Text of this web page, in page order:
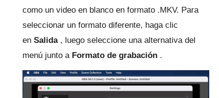
como un video en blanco en formato .MKV. Para
seleccionar un formato diferente, haga clic
en Salida, luego seleccione una alternativa del
menú junto a Formato de grabación .